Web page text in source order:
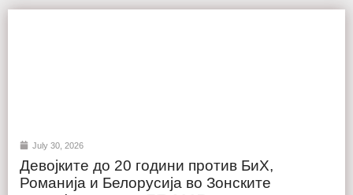
July 30, 2026
Девојките до 20 години против БиХ,
Романија и Белорусија во Зонските